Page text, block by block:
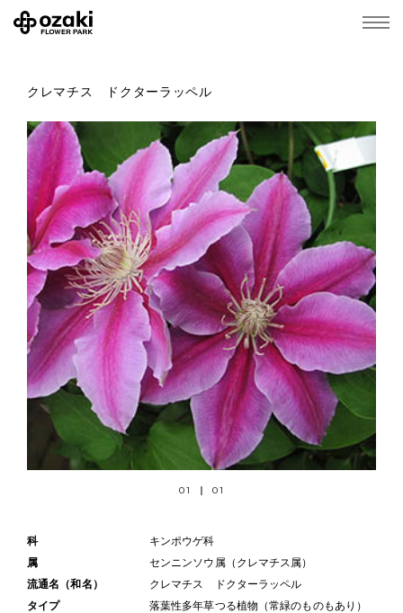
クレマチス ドクターラッペル
01 01
科
キンポウゲ科
属
センニンソウ属（クレマチス属）
流通名（和名）
クレマチス ドクターラッペル
タイプ
落葉性多年草つる植物（常緑のものもあり）